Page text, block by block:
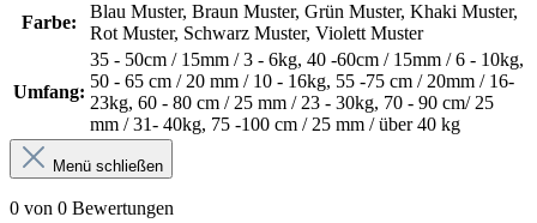
Farbe:
Blau Muster, Braun Muster, Grün Muster, Khaki Muster,
Rot Muster, Schwarz Muster, Violett Muster
Umfang:
35 - 50cm / 15mm / 3 - 6kg, 40 -60cm / 15mm / 6 - 10kg,
50 - 65 cm / 20 mm / 10 - 16kg, 55 -75 cm / 20mm / 16-
23kg, 60 - 80 cm / 25 mm / 23 - 30kg, 70 - 90 cm/ 25
mm / 31- 40kg, 75 -100 cm / 25 mm / über 40 kg
Menü schließen
0 von 0 Bewertungen